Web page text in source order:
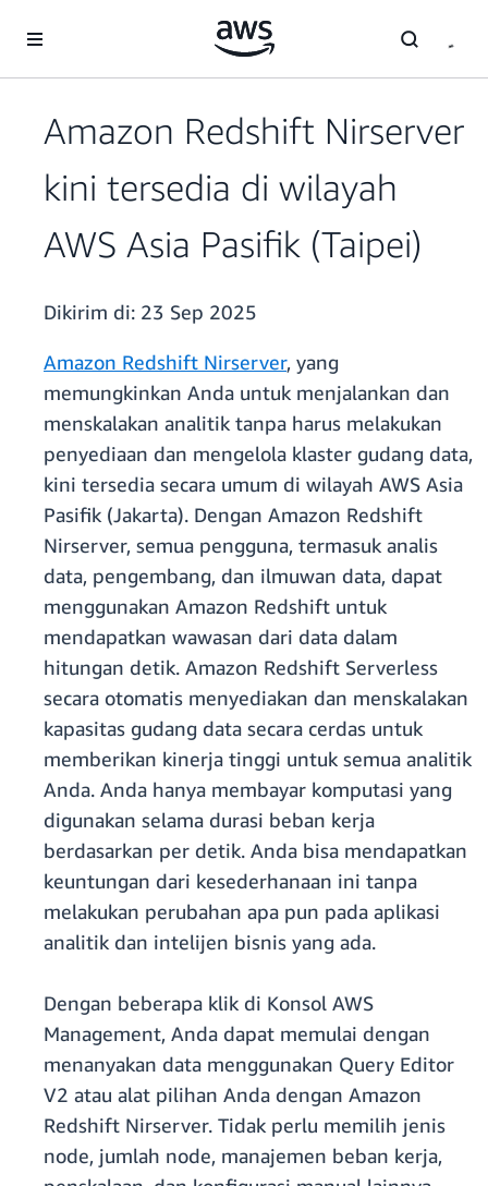
Amazon Redshift Nirserver
kini tersedia di wilayah
AWS Asia Pasifik (Taipei)
Dikirim di: 23 Sep 2025
Amazon Redshift Nirserver, yang
memungkinkan Anda untuk menjalankan dan
menskalakan analitik tanpa harus melakukan
penyediaan dan mengelola klaster gudang data,
kini tersedia secara umum di wilayah AWS Asia
Pasifik (Jakarta). Dengan Amazon Redshift
Nirserver, semua pengguna, termasuk analis
data, pengembang, dan ilmuwan data, dapat
menggunakan Amazon Redshift untuk
mendapatkan wawasan dari data dalam
hitungan detik. Amazon Redshift Serverless
secara otomatis menyediakan dan menskalakan
kapasitas gudang data secara cerdas untuk
memberikan kinerja tinggi untuk semua analitik
Anda. Anda hanya membayar komputasi yang
digunakan selama durasi beban kerja
berdasarkan per detik. Anda bisa mendapatkan
keuntungan dari kesederhanaan ini tanpa
melakukan perubahan apa pun pada aplikasi
analitik dan intelijen bisnis yang ada.
Dengan beberapa klik di Konsol AWS
Management, Anda dapat memulai dengan
menanyakan data menggunakan Query Editor
V2 atau alat pilihan Anda dengan Amazon
Redshift Nirserver. Tidak perlu memilih jenis
node, jumlah node, manajemen beban kerja,